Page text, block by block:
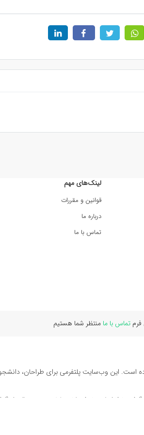
لینک‌های مهم
قوانین و مقررات
درباره ما
تماس با ما
فرمتماس با ما منتظر شما هستیم
است. این وب‌سایت‌ پلتفرمی برای طراحان،
تا فایل لایه باز فتوشاپ، ایلاستریتور و
پرداخته‌ایم: